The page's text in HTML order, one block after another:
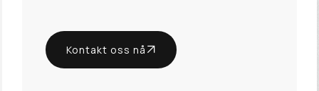
Kontakt oss nå